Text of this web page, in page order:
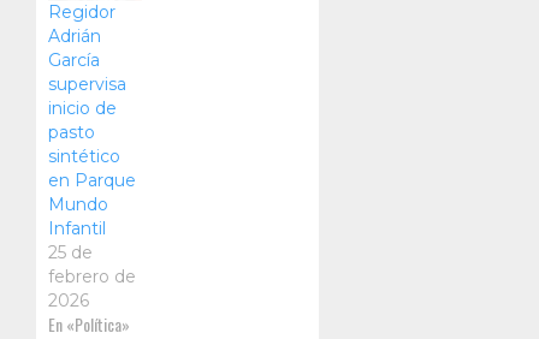
Regidor
Adrián
García
supervisa
inicio de
pasto
sintético
en Parque
Mundo
Infantil
25 de
febrero de
2026
En «Política»